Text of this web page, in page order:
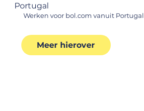
Portugal
Werken voor bol.com vanuit Portugal
Meer hierover